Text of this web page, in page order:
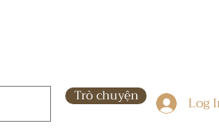
Trò chuyện Log